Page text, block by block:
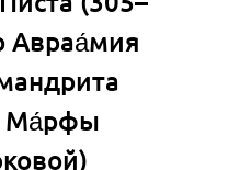
Авраа́мия
Ма́рфы